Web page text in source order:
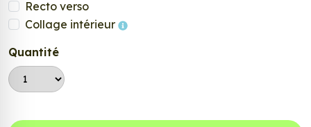
Recto verso
Collage intérieur
Quantité